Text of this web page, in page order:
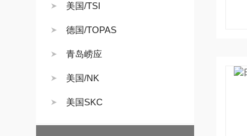
美国/TSI
德国/TOPAS
青岛崂应
美国/NK
美国SKC